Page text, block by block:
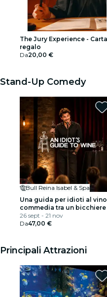
The Jury Experience - Carta
regalo
Da20,00 €
Stand-Up Comedy
Bull Reina Isabel & Spa
Una guida per idioti al
commedia tra un bicchiere
l’altro
26 sept - 21 nov
Da47,00 €
Principali Attrazioni